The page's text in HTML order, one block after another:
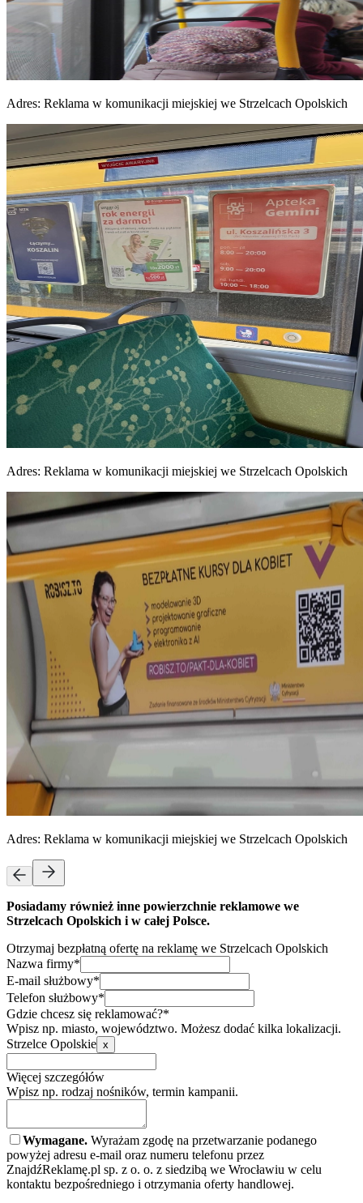
Adres: Reklama w komunikacji miejskiej we Strzelcach Opolskich
Adres: Reklama w komunikacji miejskiej we Strzelcach Opolskich
Adres: Reklama w komunikacji miejskiej we Strzelcach Opolskich
Posiadamy również inne powierzchnie reklamowe we
Strzelcach Opolskich i w całej Polsce.
Otrzymaj bezpłatną ofertę na reklamę we Strzelcach Opolskich
Nazwa firmy*
E-mail służbowy*
Telefon służbowy*
Gdzie chcesz się reklamować?*
Wpisz np. miasto, województwo. Możesz dodać kilka lokalizacji.
Strzelce Opolskie x
Więcej szczegółów
Wpisz np. rodzaj nośników, termin kampanii.
Wymagane. Wyrażam zgodę na przetwarzanie podanego
powyżej adresu e-mail oraz numeru telefonu przez
ZnajdźReklamę.pl sp. z o. o. z siedzibą we Wrocławiu w celu
kontaktu bezpośredniego i otrzymania oferty handlowej.